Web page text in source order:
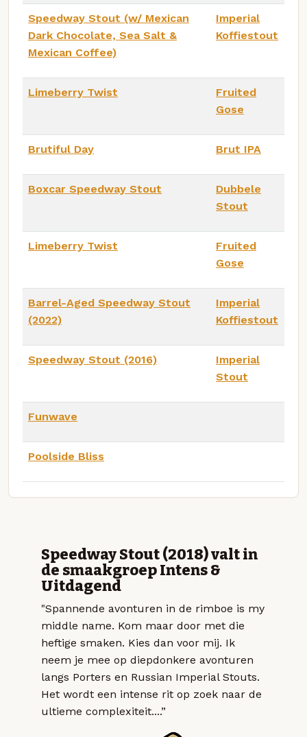
Speedway Stout (w/ Mexican
Dark Chocolate, Sea Salt &
Mexican Coffee)
Imperial
Koffiestout
Limeberry Twist
Fruited
Gose
Brutiful Day Brut IPA
Boxcar Speedway Stout
Dubbele
Stout
Limeberry Twist
Fruited
Gose
Barrel-Aged Speedway Stout
(2022)
Imperial
Koffiestout
Speedway Stout (2016)
Imperial
Stout
Funwave
Poolside Bliss
Speedway Stout (2018) valt in
de smaakgroep Intens &
Uitdagend
"Spannende avonturen in de rimboe is my
middle name. Kom maar door met die
heftige smaken. Kies dan voor mij. Ik
neem je mee op diepdonkere avonturen
langs Porters en Russian Imperial Stouts.
Het wordt een intense rit op zoek naar de
ultieme complexiteit....”